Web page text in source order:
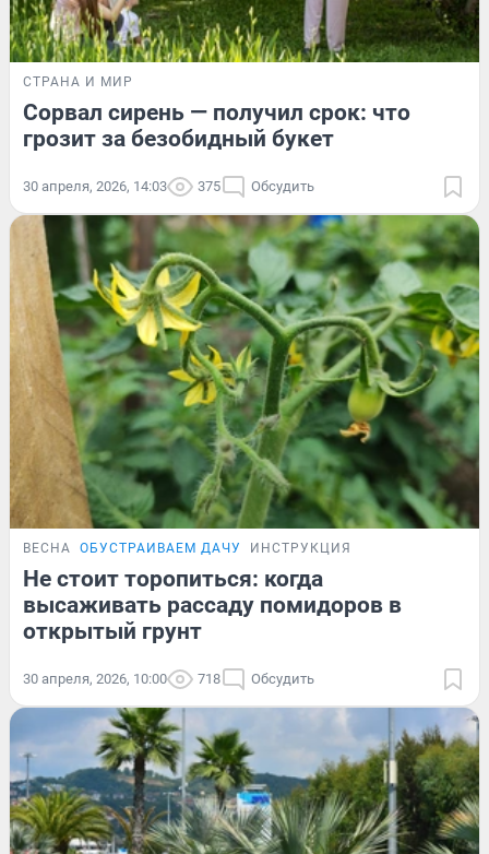
СТРАНА И МИР
Сорвал сирень — получил срок: что
грозит за безобидный букет
30 апреля, 2026, 14:03 375 Обсудить
ВЕСНА ОБУСТРАИВАЕМ ДАЧУ ИНСТРУКЦИЯ
Не стоит торопиться: когда
высаживать рассаду помидоров в
открытый грунт
30 апреля, 2026, 10:00 718 Обсудить